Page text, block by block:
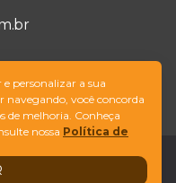
personalizar a sua
navegando, você concorda
de melhoria. Conheça
nossa Política de